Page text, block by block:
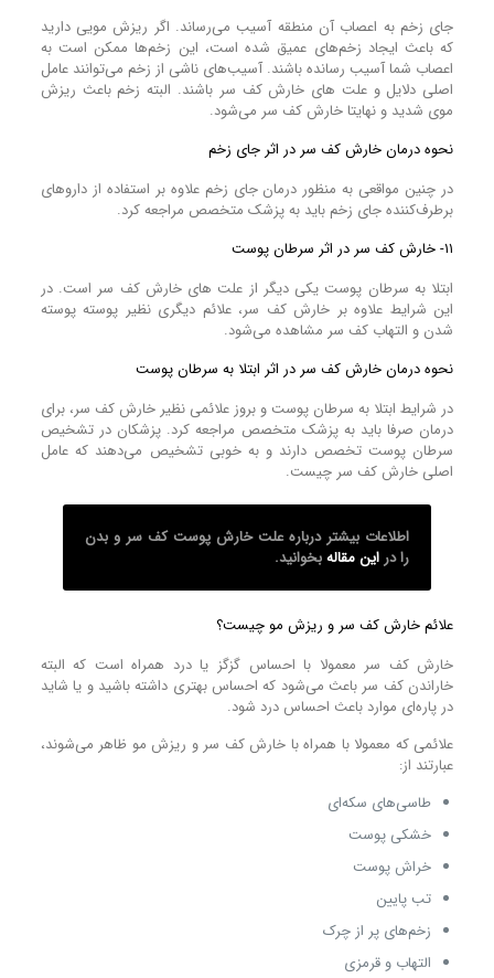
جای زخم به اعصاب آن منطقه آسیب می‌رساند. اگر ریزش مویی دارید
که باعث ایجاد زخم‌های عمیق شده است، این زخم‌ها ممکن است به
اعصاب شما آسیب رسانده باشند. آسیب‌های ناشی از زخم می‌توانند عامل
اصلی دلایل و علت های خارش کف سر باشند. البته زخم باعث ریزش
موی شدید و نهایتا خارش کف سر می‌شود.
نحوه درمان خارش کف سر در اثر جای زخم
در چنین مواقعی به منظور درمان جای زخم علاوه بر استفاده از دارو‌های
برطرف‌کننده جای زخم باید به پزشک متخصص مراجعه کرد.
۱۱- خارش کف سر در اثر سرطان پوست
ابتلا به سرطان پوست یکی دیگر از علت های خارش کف سر است. در
این شرایط علاوه بر خارش کف سر، علائم دیگری نظیر پوسته پوسته
شدن و التهاب کف سر مشاهده می‌شود.
نحوه درمان خارش کف سر در اثر ابتلا به سرطان پوست
در شرایط ابتلا به سرطان پوست و بروز علائمی نظیر خارش کف سر، برای
درمان صرفا باید به پزشک متخصص مراجعه کرد. پزشکان در تشخیص
سرطان پوست تخصص دارند و به خوبی تشخیص می‌دهند که عامل
اصلی خارش کف سر چیست.
اطلاعات بیشتر درباره علت خارش پوست کف سر و بدن
را در این مقالهبخوانید.
علائم خارش کف سر و ریزش مو چیست؟
خارش کف سر معمولا با احساس گزگز یا درد همراه است که البته
خاراندن کف سر باعث می‌شود که احساس بهتری داشته باشید و یا شاید
در پاره‌ای موارد باعث احساس درد شود.
علائمی که معمولا با همراه با خارش کف سر و ریزش مو ظاهر می‌شوند،
عبارتند از:
طاسی‌های سکه‌ای
خشکی پوست
خراش پوست
تب پایین
زخم‌های پر از چرک
التهاب و قرمزی